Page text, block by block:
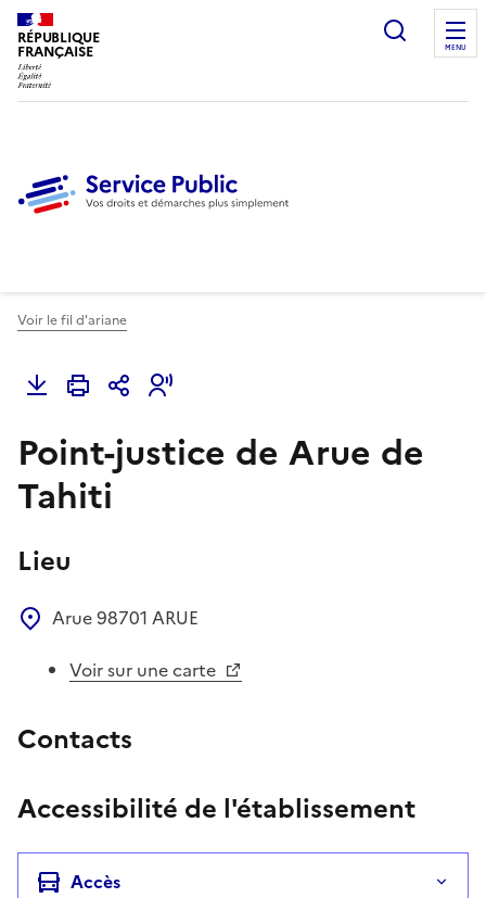
RÉPUBLIQUE
FRANÇAISE
Ouvrir
MENU
Voir le fil d'ariane
Point-justice de Arue de
Tahiti
Lieu
Arue98701 ARUE
Voir sur une carte
Contacts
Accessibilité de l'établissement
Accès